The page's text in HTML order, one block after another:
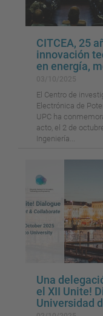
CITCEA, 25
innovación
en energía,
El Centro de
Electrónica de
UPC ha
acto, el 2 de
Ingeniería...
Una
el XII Unite!
Universidad